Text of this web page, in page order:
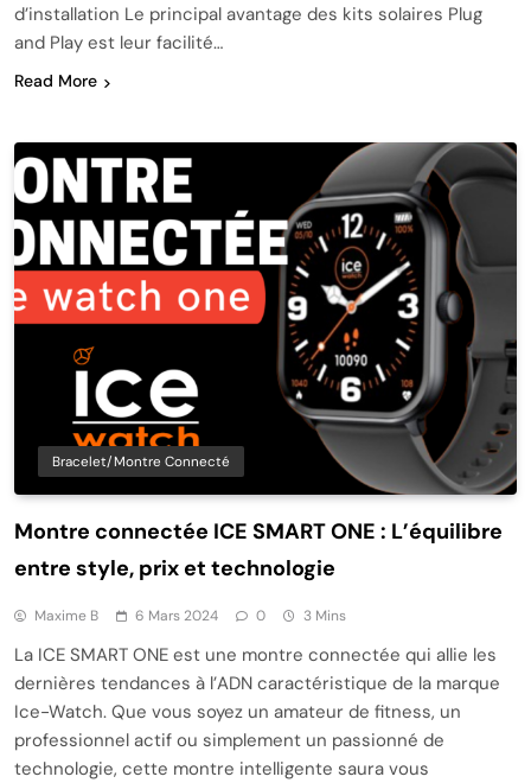
d’installation Le principal avantage des kits solaires Plug
and Play est leur facilité…
Read More
Bracelet/montre Connecté
Montre connectée ICE SMART ONE : L’équilibre
entre style, prix et technologie
Maxime B 6 Mars 2024 0 3 Mins
La ICE SMART ONE est une montre connectée qui allie les
dernières tendances à l’ADN caractéristique de la marque
Ice-Watch. Que vous soyez un amateur de fitness, un
professionnel actif ou simplement un passionné de
technologie, cette montre intelligente saura vous